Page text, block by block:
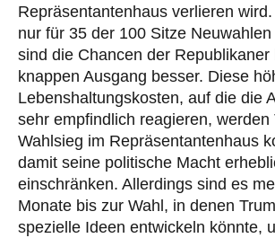
Repräsentantenhaus verlieren
nur für 35 der 100 Sitze
sind die Chancen der Republikaner
knappen Ausgang besser. Diese
Lebenshaltungskosten, auf die die
sehr empfindlich reagieren, werden
Wahlsieg im Repräsentantenhaus
damit seine politische Macht
einschränken. Allerdings sind es
Monate bis zur Wahl, in denen
spezielle Ideen entwickeln könnte,